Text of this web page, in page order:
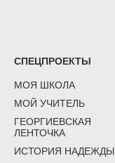
СПЕЦПРОЕКТЫ
МОЯ ШКОЛА
МОЙ УЧИТЕЛЬ
ГЕОРГИЕВСКАЯ
ЛЕНТОЧКА
ИСТОРИЯ НАДЕЖДЫ